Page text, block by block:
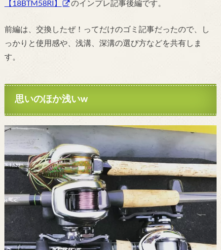
【18BTM58RI】
のインプレ記事後編です。
前編は、交換したぜ！ってだけのゴミ記事だったので、し
っかりと使用感や、浅溝、深溝の選び方などを共有しま
す。
思いのほか浅いw